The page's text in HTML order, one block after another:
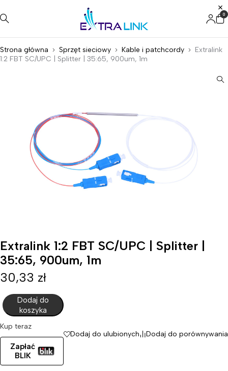
0
Strona główna Sprzęt sieciowy Kable i patchcordy
Extralink
1:2 FBT SC/UPC | Splitter | 35:65, 900um, 1m
Extralink 1:2 FBT SC/UPC | Splitter |
35:65, 900um, 1m
30,33 zł
Dodaj do
koszyka
Kup teraz
Zapłać
BLIK
Dodaj do ulubionych Dodaj do porównywania